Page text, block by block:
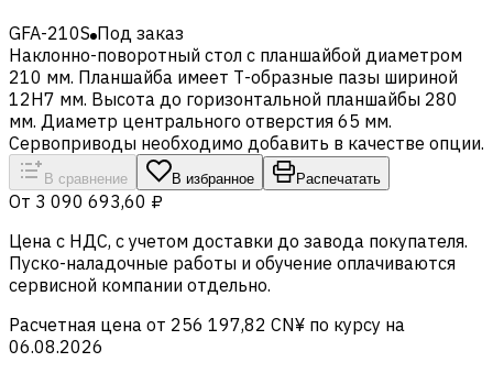
GFA-210S Под заказ
Наклонно-поворотный стол с планшайбой диаметром
210 мм. Планшайба имеет Т-образные пазы шириной
12H7 мм. Высота до горизонтальной планшайбы 280
мм. Диаметр центрального отверстия 65 мм.
Сервоприводы необходимо добавить в качестве опции.
В сравнение В избранное Распечатать
От 3 090 693,60 ₽
Цена c НДС, с учетом доставки до завода покупателя.
Пуско-наладочные работы и обучение оплачиваются
сервисной компании отдельно.
Расчетная цена от 256 197,82 CN¥ по курсу на
06.08.2026